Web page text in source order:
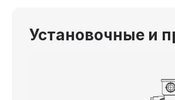
Установочные и